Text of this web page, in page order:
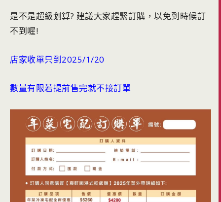
是不是超級划算? 建議大家趕緊訂購，以免到時候訂
不到喔!
店家收單只到2025/1/20
數量有限若提前售完就不接訂單